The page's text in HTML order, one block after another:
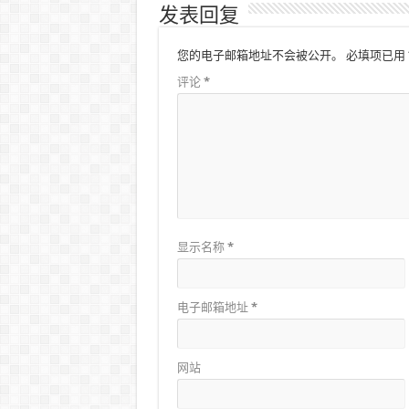
发表回复
您的电子邮箱地址不会被公开。 必填项已用
评论 *
显示名称 *
电子邮箱地址 *
网站